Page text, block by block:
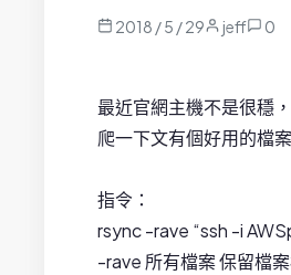
2018 / 5 / 29 jeff 0
最近官網主機不是很穩
爬一下文有個好用的檔
指令：
rsync -rave “ssh -i
-rave 所有檔案 保留檔